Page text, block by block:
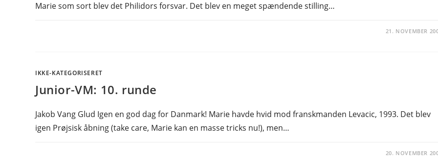
Marie som sort blev det Philidors forsvar. Det blev en meget spændende stilling…
21. NOVEMBER
IKKE-KATEGORISERET
Junior-VM: 10. runde
Jakob Vang Glud Igen en god dag for Danmark! Marie havde hvid mod franskmanden Levacic, 1993. Det blev
igen Prøjsisk åbning (take care, Marie kan en masse tricks nu!), men…
20. NOVEMBER